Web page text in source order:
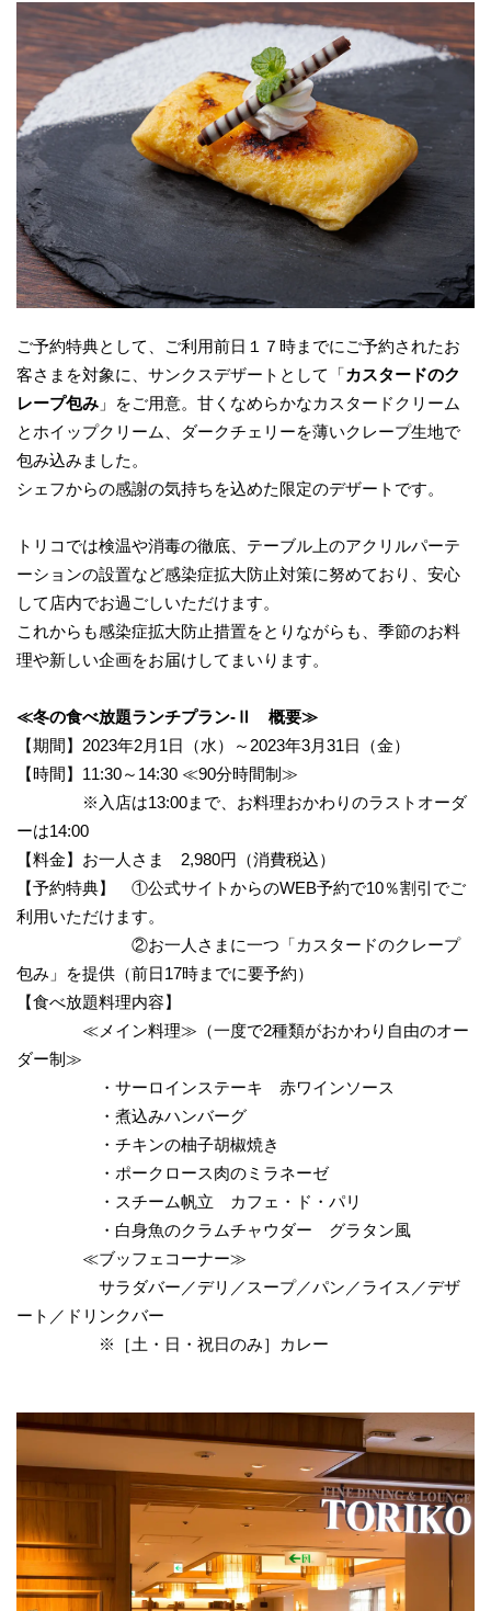
ご予約特典として、ご利用前日１７時までにご予約されたお
客さまを対象に、サンクスデザートとして「カスタードのク
レープ包み 」をご用意。甘くなめらかなカスタードクリーム
とホイップクリーム、ダークチェリーを薄いクレープ生地で
包み込みました。
シェフからの感謝の気持ちを込めた限定のデザートです。
トリコでは検温や消毒の徹底、テーブル上のアクリルパーテ
ーションの設置など感染症拡大防止対策に努めており、安心
して店内でお過ごしいただけます。
これからも感染症拡大防止措置をとりながらも、季節のお料
理や新しい企画をお届けしてまいります。
≪冬の食べ放題ランチプラン-Ⅱ 概要≫
【期間】2023年2月1日（水）～2023年3月31日（金）
【時間】11:30～14:30 ≪90分時間制≫
※入店は13:00まで、お料理おかわりのラストオーダ
ーは14:00
【料金】お一人さま 2,980円（消費税込）
【予約特典】 ①公式サイトからのWEB予約で10％割引でご
利用いただけます。
②お一人さまに一つ「カスタードのクレープ
包み」を提供（前日17時までに要予約）
【食べ放題料理内容】
≪メイン料理≫（一度で2種類がおかわり自由のオー
ダー制≫
・サーロインステーキ 赤ワインソース
・煮込みハンバーグ
・チキンの柚子胡椒焼き
・ポークロース肉のミラネーゼ
・スチーム帆立 カフェ・ド・パリ
・白身魚のクラムチャウダー グラタン風
≪ブッフェコーナー≫
サラダバー／デリ／スープ／パン／ライス／デザ
ート／ドリンクバー
※［土・日・祝日のみ］カレー